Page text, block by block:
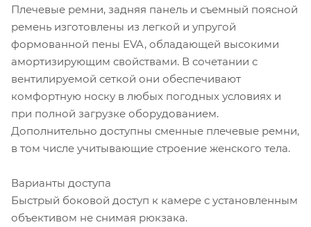
Плечевые ремни, задняя панель и съемный поясной
ремень изготовлены из легкой и упругой
формованной пены EVA, обладающей высокими
амортизирующим свойствами. В сочетании с
вентилируемой сеткой они обеспечивают
комфортную носку в любых погодных условиях и
при полной загрузке оборудованием.
Дополнительно доступны сменные плечевые ремни,
в том числе учитывающие строение женского тела.
Варианты доступа
Быстрый боковой доступ к камере с установленным
объективом не снимая рюкзака.